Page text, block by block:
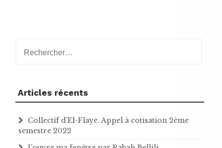
Articles récents
Collectif d’El-Flaye. Appel à cotisation 2ème
semestre 2022